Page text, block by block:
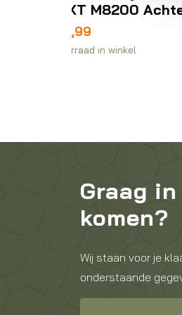
Deore
Schi
Graag
komen?
Wij staan voor je
onderstaande